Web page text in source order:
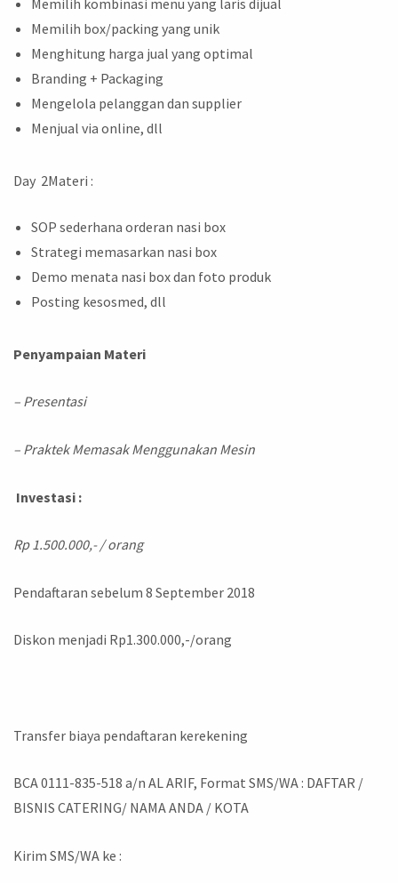
Memilih kombinasi menu yang laris dijual
Memilih box/packing yang unik
Menghitung harga jual yang optimal
Branding + Packaging
Mengelola pelanggan dan supplier
Menjual via online, dll
Day 2Materi :
SOP sederhana orderan nasi box
Strategi memasarkan nasi box
Demo menata nasi box dan foto produk
Posting kesosmed, dll
Penyampaian Materi
– Presentasi
– Praktek Memasak Menggunakan Mesin
Investasi :
Rp 1.500.000,- / orang
Pendaftaran sebelum 8 September 2018
Diskon menjadi Rp1.300.000,-/orang
Transfer biaya pendaftaran kerekening
BCA 0111-835-518 a/n AL ARIF, Format SMS/WA : DAFTAR /
BISNIS CATERING/ NAMA ANDA / KOTA
Kirim SMS/WA ke :